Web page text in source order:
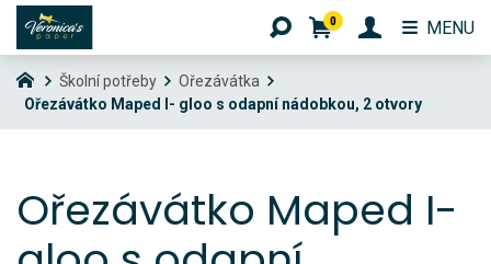
Školní potřeby
Ořezávátka
Ořezávátko Maped I- gloo s odapní nádobkou, 2 otvory
Ořezávátko Maped I-
0 MENU